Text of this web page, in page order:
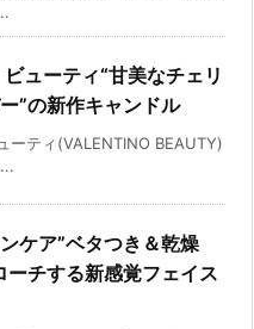
ューティ“甘美なチェリ
”の新作キャンドル
ーティ(VALENTINO BEAUTY)
ケア”ベタつき＆乾燥
ーチする新感覚フェイス